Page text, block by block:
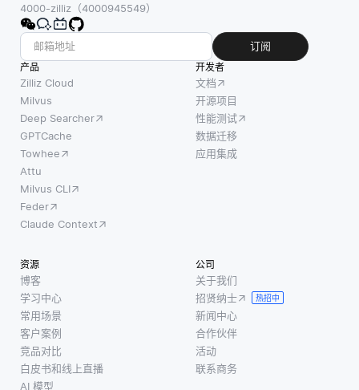
4000-zilliz（4000945549）
订阅
产品
Zilliz Cloud
Milvus
Deep Searcher
GPTCache
Towhee
Attu
Milvus CLI
Feder
Claude Context
开发者
文档
开源项目
性能测试
数据迁移
应用集成
资源
博客
学习中心
常用场景
客户案例
竞品对比
白皮书和线上直播
AI 模型
公司
关于我们
招贤纳士
热招中
新闻中心
合作伙伴
活动
联系商务